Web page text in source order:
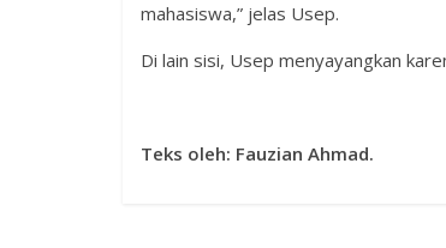
mahasiswa,” jelas Usep.
Di lain sisi, Usep menyayangkan
Teks oleh: Fauzian Ahmad.